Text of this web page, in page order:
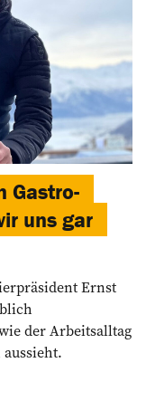
Gastro-
uns gar
Ernst
der Arbeitsalltag